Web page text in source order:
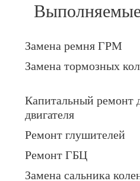
Замена ремня ГРМ
Замена тормозных
Капитальный ремонт
двигателя
Ремонт глушителей
Ремонт ГБЦ
Замена сальника